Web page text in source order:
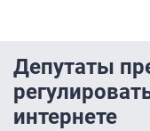
Депутаты
интернете